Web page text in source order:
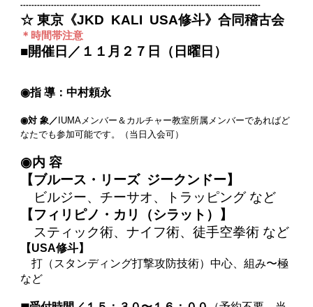
--------------------------------------------------------------------------------------
☆ 東京《JKD KALI USA修斗》合同稽古会
＊時間帯注意
■開催日／１１月２７日（日曜日）
◉指 導：中村頼永
◉対 象／ IUMAメンバー＆カルチャー教室所属メンバーであればど
なたでも参加可能です。（当日入会可）
◉内 容
【ブルース・リーズ ジークンドー】
ビルジー、チーサオ、トラッピング など
【フィリピノ・カリ（シラット）】
スティック術、ナイフ術、徒手空拳術 など
【USA修斗】
打（スタンディング打撃攻防技術）中心、組み〜極
など